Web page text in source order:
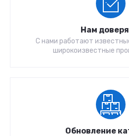
Нам
С нами работают
широкоизвестные
Обновление